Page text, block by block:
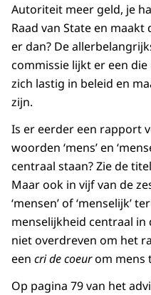
Autoriteit meer geld, je
Raad van State en
er dan? De
commissie lijkt er een
zich lastig in beleid en
zijn.
Is er eerder een rapport
woorden ‘mens’ en
centraal staan? Zie de
Maar ook in vijf van de
‘mensen’ of ‘menselijk’
menselijkheid centraal in
niet overdreven om het
een cri de coeurom mens
Op pagina 79 van het